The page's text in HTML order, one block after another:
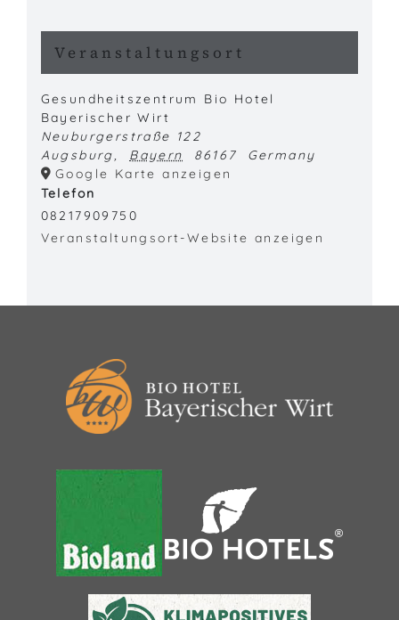
Veranstaltungsort
Gesundheitszentrum Bio Hotel
Bayerischer Wirt
Neuburgerstraße 122
Augsburg, Bayern 86167
Germany
Google Karte anzeigen
Telefon
08217909750
Veranstaltungsort-Website anzeigen